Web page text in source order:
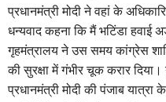
प्रधानमंत्री मोदी ने वहां के
धन्यवाद कहना कि मैं भटिंडा हवाई
गृहमंत्रालय ने उस समय कांग्रेस
की सुरक्षा में गंभीर चूक करार
प्रधानमंत्री मोदी की पंजाब यात्रा